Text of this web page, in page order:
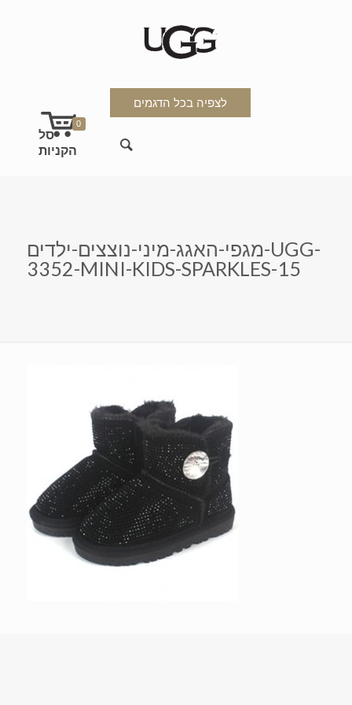
לצפיה בכל הדגמים
0
מגפי-האגג-מיני-נוצצים-ילדים-UGG-
3352-MINI-KIDS-SPARKLES-15